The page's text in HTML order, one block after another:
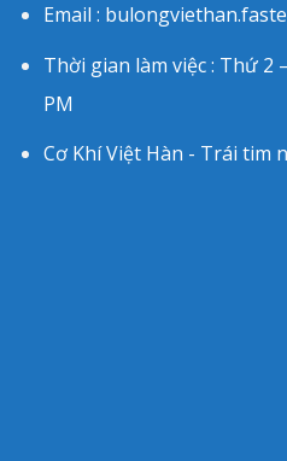
Email :
Thời gian làm việc : Thứ 2
PM
Cơ Khí Việt Hàn - Trái tim